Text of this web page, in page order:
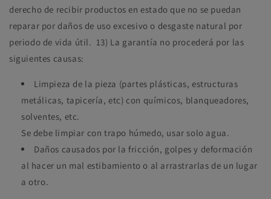
derecho de recibir productos en estado que no se puedan
reparar por daños de uso excesivo o desgaste natural por
periodo de vida útil. 13) La garantía no procederá por las
siguientes causas:
Limpieza de la pieza (partes plásticas, estructuras
metálicas, tapicería, etc) con químicos, blanqueadores,
solventes, etc.
Se debe limpiar con trapo húmedo, usar solo agua.
Daños causados por la fricción, golpes y deformación
al hacer un mal estibamiento o al arrastrarlas de un lugar
a otro.